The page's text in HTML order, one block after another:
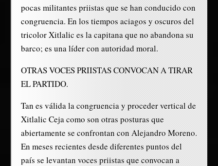
pocas militantes priistas que se han conducido con
congruencia. En los tiempos aciagos y oscuros del
tricolor Xitlalic es la capitana que no abandona su
barco; es una líder con autoridad moral.
OTRAS VOCES PRIISTAS CONVOCAN A TIRAR
EL PARTIDO.
Tan es válida la congruencia y proceder vertical de
Xitlalic Ceja como son otras posturas que
abiertamente se confrontan con Alejandro Moreno.
En meses recientes desde diferentes puntos del
país se levantan voces priistas que convocan a